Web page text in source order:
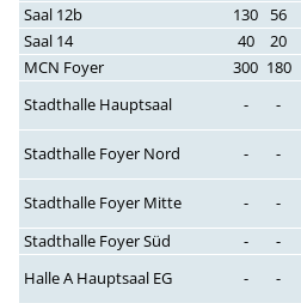
Saal 12b 130 56
Saal 14 40 20
MCN Foyer 300 180
Stadthalle Hauptsaal - -
Stadthalle Foyer Nord - -
Stadthalle Foyer Mitte - -
Stadthalle Foyer Süd - -
Halle A Hauptsaal EG - -